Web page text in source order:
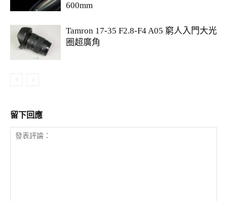
600mm
Tamron 17-35 F2.8-F4 A05 窮人入門大光
圈超廣角
留下回應